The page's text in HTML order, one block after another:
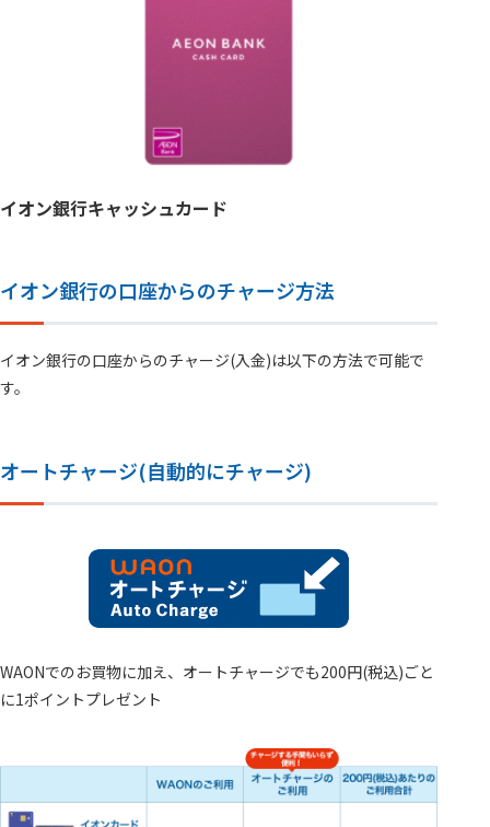
イオン銀行キャッシュカード
イオン銀行の口座からのチャージ方法
イオン銀行の口座からのチャージ(入金)は以下の方法で可能で
す。
オートチャージ(自動的にチャージ)
WAONでのお買物に加え、オートチャージでも200円(税込)ごと
に1ポイントプレゼント